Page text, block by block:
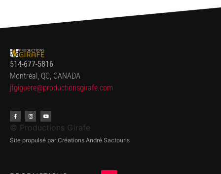
514-677-5816
Montréal, QC, CANADA
jfgiguere@productionsgirafe.com
© Productions Girafe
Site propulsé par Créations André Sactouris